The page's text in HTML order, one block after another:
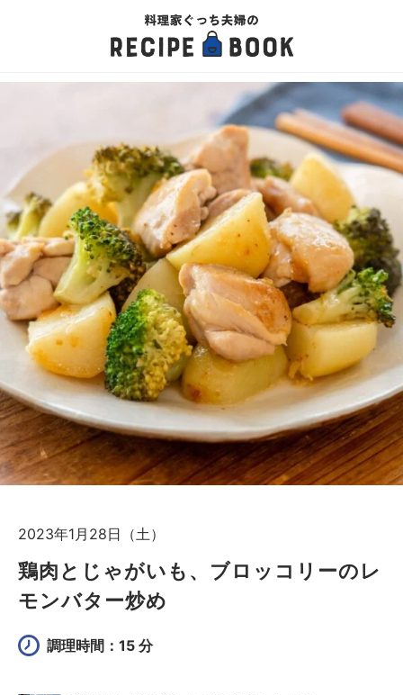
2023年1月28日（土）
鶏肉とじゃがいも、ブロッコリーのレ
モンバター炒め
調理時間：15 分